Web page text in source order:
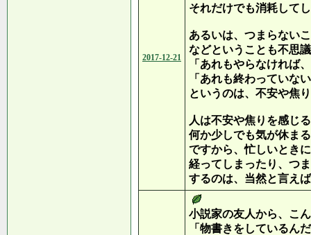
2017-12-21
それだけでも消耗して
あるいは、つまらない
などということも不思
「あれもやらなければ
「あれも終わっていな
というのは、不安や焦
人は不安や焦りを感じ
何か少しでも気が休ま
ですから、忙しいとき
経ってしまったり、つ
するのは、当然と言え
小説家の友人から、こ
「物書きをしているん